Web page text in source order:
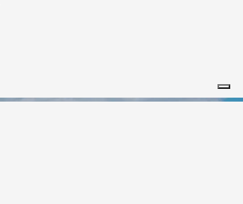
Leaflet|©Koobcamp S.r.l.